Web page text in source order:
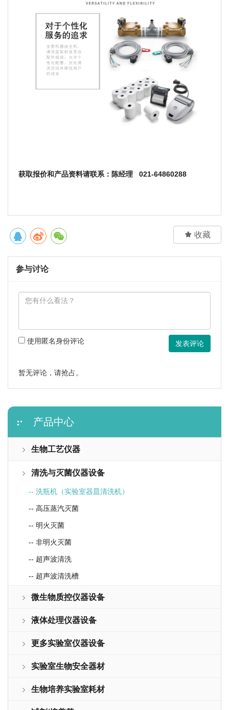
获取报价和产品资料请联系： 陈经理 021-64860288
 收藏
参与讨论
使用匿名身份评论 发表评论
暂无评论，请抢占。
产品中心
生物工艺仪器
清洗与灭菌仪器设备
-- 洗瓶机（实验室器皿清洗机）
-- 高压蒸汽灭菌
-- 明火灭菌
-- 非明火灭菌
-- 超声波清洗
-- 超声波清洗槽
微生物质控仪器设备
液体处理仪器设备
更多实验室仪器设备
实验室生物安全器材
生物培养实验室耗材